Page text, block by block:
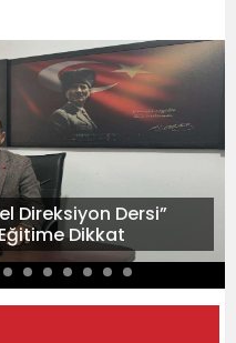
Direksiyon Dersi”
Dikkat